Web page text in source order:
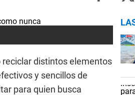
distintos elementos
y sencillos de
para quien busca